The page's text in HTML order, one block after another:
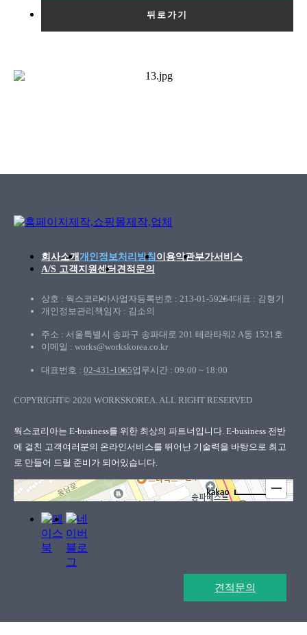
견적문의
뒤로가기
회사소개 개인정보처리방침 이용약관부가서비스
A/S 고객지원센터 견적문의
상호 : 웍스코리아사업자등록번호 : 213-01-59254대표 : 김형기
개인정보관리책임자 : 김소의
주소 : 서울특별시 송파구 송파대로 201 테라타워2 A동 1521호
이메일 : works@workskorea.co.kr
대표번호 : 02-431-1065업무시간 : 09:00 ~ 18:00
COPYRIGHT© 2020 WORKSKOREA. ALL RIGHT RESERVED
웍스코리아는 E-business를 위한 최상의 파트너입니다. E-business 전반
에 걸친 고객여러분의 온라인서비스를 뛰어난 기술력을 바탕으로 최고
로 만들어 드릴 준비가 되어있습니다.
웍스코리아